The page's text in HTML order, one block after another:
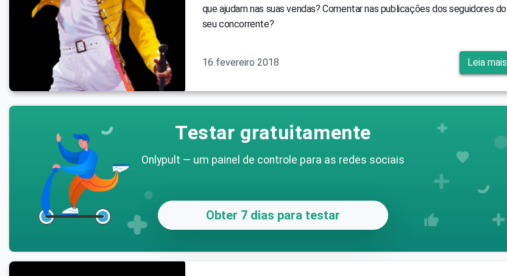
que ajudam nas suas vendas? Comentar nas publicações dos seguidores do
seu concorrente?
16 fevereiro 2018 Leia mais
Testar gratuitamente
Onlypult — um painel de controle para as redes sociais
Obter 7 dias para testar